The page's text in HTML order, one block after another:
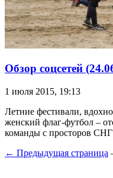
Обзор соцсетей
1 июля 2015, 19:13
Летние фестивали,
женский флаг-футбол –
команды с просторов
← Предыдущая страница